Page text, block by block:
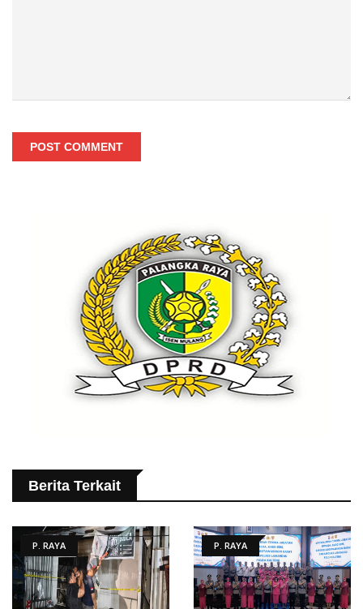
POST COMMENT
Berita Terkait
P. RAYA P. RAYA